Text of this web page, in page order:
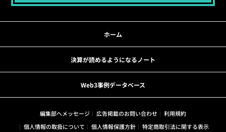
ホーム
決算が読めるようになるノート
Web3事例データベース
編集部へメッセージ 広告掲載のお問い合わせ
利用規約
個人情報の取扱について
個人情報保護方針
特定商取引法に関する表示